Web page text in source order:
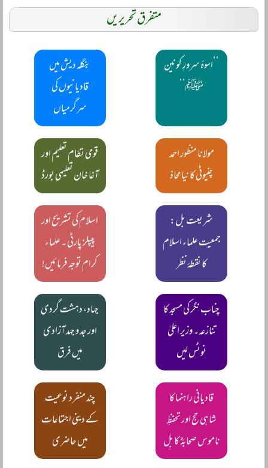
متفرق تحریریں
’’اسوۂ سرورِ کونین
ﷺ‘‘
بنگلہ دیش میں
قادیانیوں کی
سرگرمیاں
مولانا منظور احمد
چنیوٹی کا نیا محاذ
قومی نظام تعلیم اور
آغا خان تعلیمی بورڈ
شریعت بل:
جمعیت علماء اسلام
کا نقطۂ نظر
اسلام کی تشریح اور
پیپلز پارٹی ۔ علماء
کرام توجہ فرمائیں!
چناب نگر کی مسجد کا
تنازعہ۔ وزیر اعلیٰ
نوٹس لیں
جہاد، دہشت گردی
اور جد و جہد آزادی
میں فرق
قادیانی راہنما کا
شاہی حج اور تحفظِ
ناموس صحابہؓ کا بِل
چند منفرد نوعیت
کے دینی اجتماعات
میں حاضری